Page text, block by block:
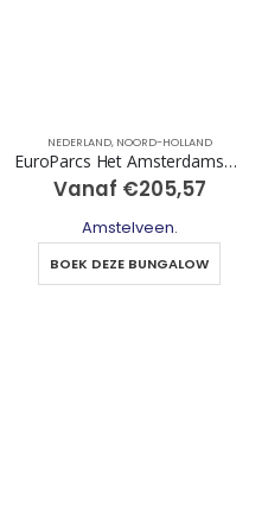
NEDERLAND, NOORD-HOLLAND
EuroParcs Het Amsterdamse Bos
Vanaf €205,57
Amstelveen.
BOEK DEZE BUNGALOW